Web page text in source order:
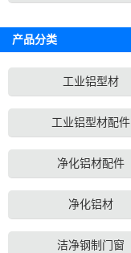
产品分类
工业铝型材
工业铝型材配件
净化铝材配件
净化铝材
洁净钢制门窗